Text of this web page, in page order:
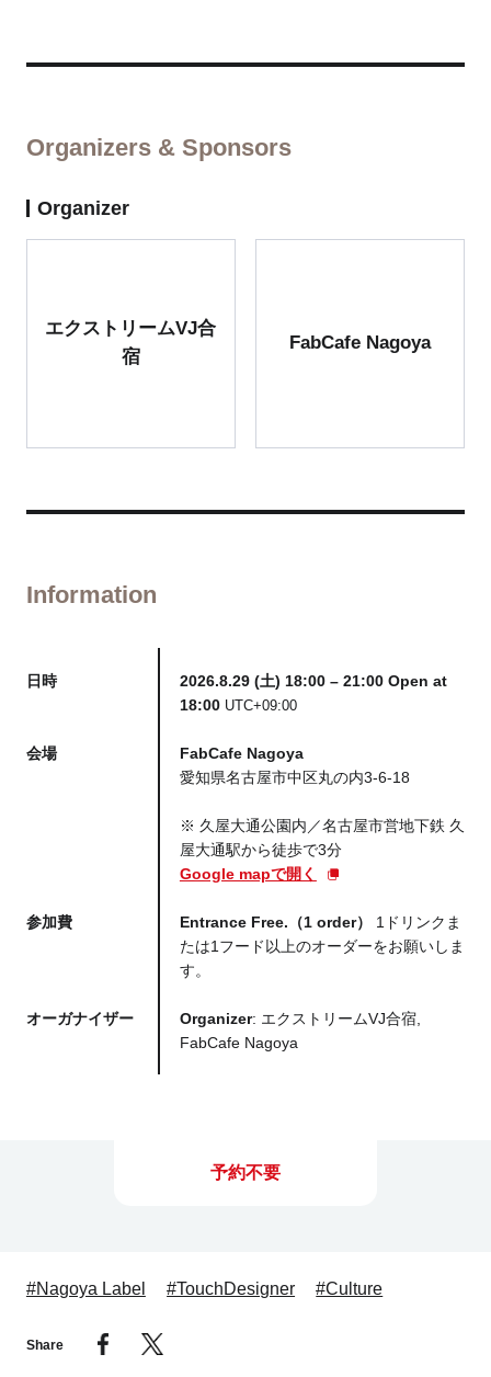
Organizers & Sponsors
Organizer
エクストリームVJ合
宿
FabCafe Nagoya
Information
日時
2026.8.29 (土) 18:00 – 21:00 Open at
18:00UTC+09:00
会場
FabCafe Nagoya
愛知県名古屋市中区丸の内3-6-18
※ 久屋大通公園内／名古屋市営地下鉄 久
屋大通駅から徒歩で3分
Google mapで開く
参加費 Entrance Free.（1 order）
1ドリンクま
たは1フード以上のオーダーをお願いしま
す。
オーガナイザー Organizer: エクストリームVJ合宿,
FabCafe Nagoya
予約不要
#Nagoya Label #TouchDesigner #Culture
Share